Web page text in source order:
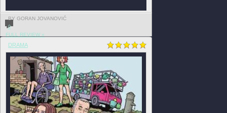
BY GORAN JOVANOVIĆ
0
FULL REVIEW »
DRAMA